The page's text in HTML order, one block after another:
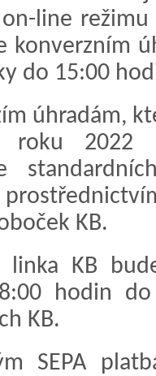
line
konverzním
do 15:00
úhradám,
2022
KB.
linka KB
hodin
KB.
SEPA